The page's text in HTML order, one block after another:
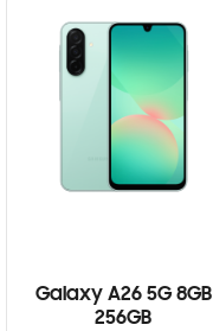
Galaxy A26 5G 8GB
256GB